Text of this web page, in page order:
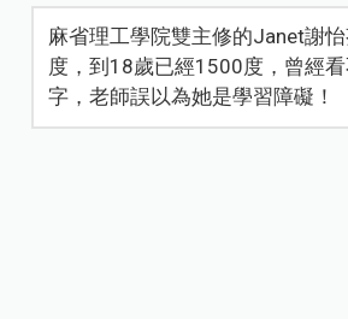
麻省理工學院雙主修的Janet謝
度，到18歲已經1500度，曾經
字，老師誤以為她是學習障礙！